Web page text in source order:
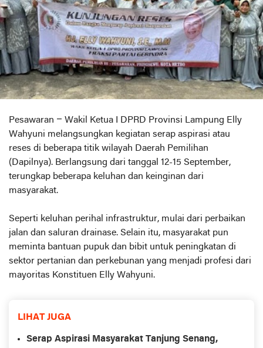
Pesawaran – Wakil Ketua I DPRD Provinsi Lampung Elly
Wahyuni melangsungkan kegiatan serap aspirasi atau
reses di beberapa titik wilayah Daerah Pemilihan
(Dapilnya). Berlangsung dari tanggal 12-15 September,
terungkap beberapa keluhan dan keinginan dari
masyarakat.
Seperti keluhan perihal infrastruktur, mulai dari perbaikan
jalan dan saluran drainase. Selain itu, masyarakat pun
meminta bantuan pupuk dan bibit untuk peningkatan di
sektor pertanian dan perkebunan yang menjadi profesi dari
mayoritas Konstituen Elly Wahyuni.
LIHAT JUGA
Serap Aspirasi Masyarakat Tanjung Senang,